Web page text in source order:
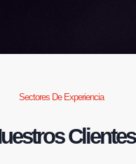
Sectores De Experiencia
Clientes